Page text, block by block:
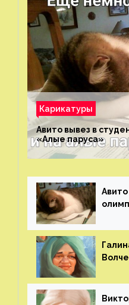
Карикатуры
Авито вывез в
«Алые паруса»⁠⁠